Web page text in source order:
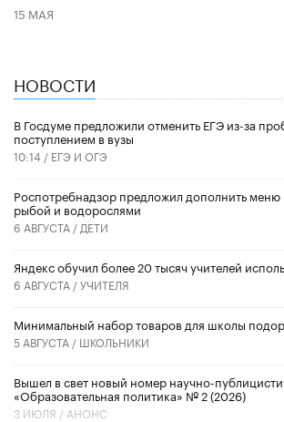
15 МАЯ
НОВОСТИ
В Госдуме предложили отменить ЕГЭ из-за
поступлением в вузы
10:14 / ЕГЭ И ОГЭ
Роспотребнадзор предложил дополнить меню
рыбой и водорослями
6 АВГУСТА / ДЕТИ
​Яндекс обучил более 20 тысяч учителей
6 АВГУСТА /УЧИТЕЛЯ
Минимальный набор товаров для школы
5 АВГУСТА / ШКОЛЬНИКИ
Вышел в свет новый номер научно-
«Образовательная политика» № 2 (2026)
3 ИЮЛЯ / АНОНС